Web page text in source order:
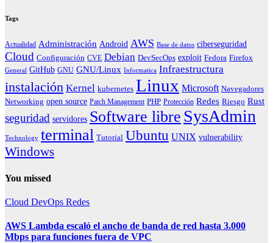
Tags
Actualidad Administración Android AWS Base de datos ciberseguridad
Cloud Configuración CVE Debian DevSecOps exploit Fedora Firefox
General GitHub GNU GNU/Linux Informatica Infraestructura
instalación Kernel kubernetes Linux Microsoft Navegadores
Networking open source Patch Management PHP Protección Redes Riesgo Rust
seguridad servidores Software libre SysAdmin
Technology terminal Tutorial Ubuntu UNIX vulnerability
Windows
You missed
Cloud DevOps Redes
AWS Lambda escaló el ancho de banda de red hasta 3.000
Mbps para funciones fuera de VPC